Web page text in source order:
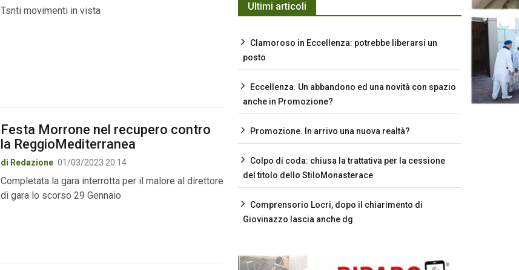
Tsnti movimenti in vista
Festa Morrone nel recupero contro
la ReggioMediterranea
di Redazione 01/03/2023 20:14
Completata la gara interrotta per il malore al direttore
di gara lo scorso 29 Gennaio
Ultimi articoli
Clamoroso in Eccellenza: potrebbe liberarsi un
posto
Eccellenza. Un abbandono ed una novità con spazio
anche in Promozione?
Promozione. In arrivo una nuova realtà?
Colpo di coda: chiusa la trattativa per la cessione
del titolo dello StiloMonasterace
Comprensorio Locri, dopo il chiarimento di
Giovinazzo lascia anche dg